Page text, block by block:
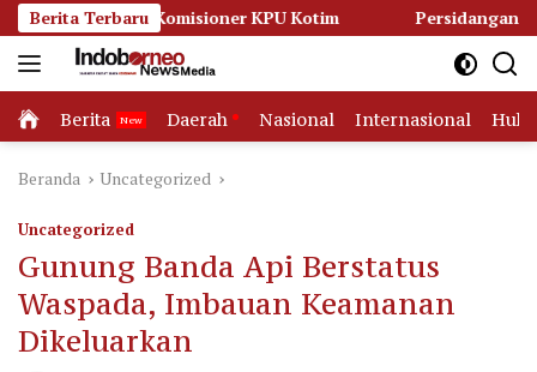
Langsung
ke
konten
Berita Terbaru
Komisioner KPU Kotim Persidangan Memanas,
Home
Berita Daerah Nasional Internasional
Beranda Uncategorized
Uncategorized
Gunung Banda Api Berstatus
Waspada, Imbauan Keamanan
Dikeluarkan